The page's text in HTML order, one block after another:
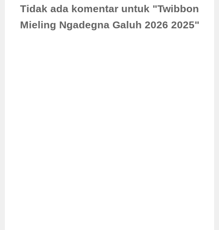
Tidak ada komentar untuk "Twibbon
Mieling Ngadegna Galuh 2026 2025"